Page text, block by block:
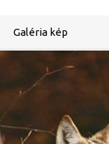
Galéria kép